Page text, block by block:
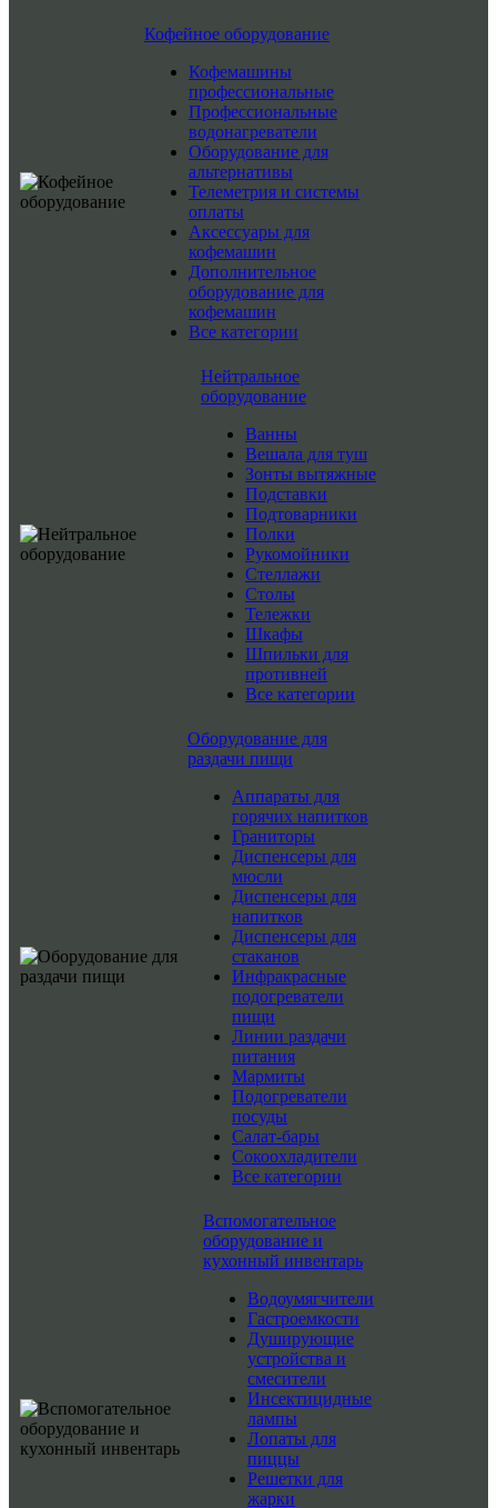
Кофейное оборудование
Кофемашины
профессиональные
Профессиональные
водонагреватели
Оборудование для
альтернативы
Телеметрия и системы
оплаты
Аксессуары для
кофемашин
Дополнительное
оборудование для
кофемашин
Все категории
Нейтральное
оборудование
Ванны
Вешала для туш
Зонты вытяжные
Подставки
Подтоварники
Полки
Рукомойники
Стеллажи
Столы
Тележки
Шкафы
Шпильки для
противней
Все категории
Оборудование для
раздачи пищи
Аппараты для
горячих напитков
Граниторы
Диспенсеры для
мюсли
Диспенсеры для
напитков
Диспенсеры для
стаканов
Инфракрасные
подогреватели
пищи
Линии раздачи
питания
Мармиты
Подогреватели
посуды
Салат-бары
Сокоохладители
Все категории
Вспомогательное
оборудование и
кухонный инвентарь
Водоумягчители
Гастроемкости
Душирующие
устройства и
смесители
Инсектицидные
лампы
Лопаты для
пиццы
Решетки для
жарки